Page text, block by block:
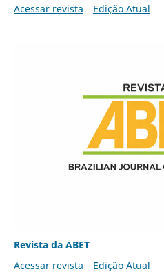
Acessar revista Edição Atual
Revista da ABET
Acessar revista
Edição Atual